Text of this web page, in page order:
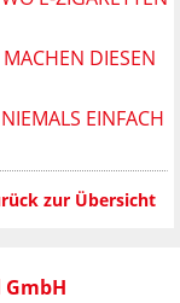
DIESEN
EINFACH
zur Übersicht
GmbH